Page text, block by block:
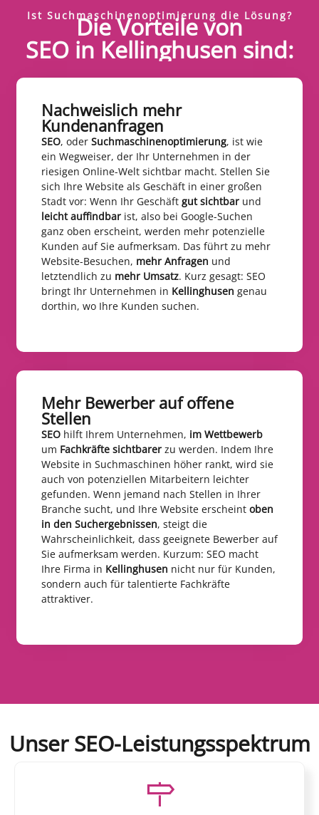
Ist Suchmaschinenoptimierung die Lösung?
Die Vorteile von
SEO in Kellinghusen sind:
Nachweislich mehr
Kundenanfragen​
SEO, oder Suchmaschinenoptimierung, ist wie
ein Wegweiser, der Ihr Unternehmen in der
riesigen Online-Welt sichtbar macht. Stellen Sie
sich Ihre Website als Geschäft in einer großen
Stadt vor: Wenn Ihr Geschäft gut sichtbar und
leicht auffindbar ist, also bei Google-Suchen
ganz oben erscheint, werden mehr potenzielle
Kunden auf Sie aufmerksam. Das führt zu mehr
Website-Besuchen, mehr Anfragen und
letztendlich zu mehr Umsatz. Kurz gesagt: SEO
bringt Ihr Unternehmen in Kellinghusen genau
dorthin, wo Ihre Kunden suchen.
Mehr Bewerber auf offene
Stellen​
SEO hilft Ihrem Unternehmen, im Wettbewerb
um Fachkräfte sichtbarer zu werden. Indem Ihre
Website in Suchmaschinen höher rankt, wird sie
auch von potenziellen Mitarbeitern leichter
gefunden. Wenn jemand nach Stellen in Ihrer
Branche sucht, und Ihre Website erscheint oben
in den Suchergebnissen, steigt die
Wahrscheinlichkeit, dass geeignete Bewerber auf
Sie aufmerksam werden. Kurzum: SEO macht
Ihre Firma in Kellinghusen nicht nur für Kunden,
sondern auch für talentierte Fachkräfte
attraktiver.
Unser SEO-Leistungsspektrum